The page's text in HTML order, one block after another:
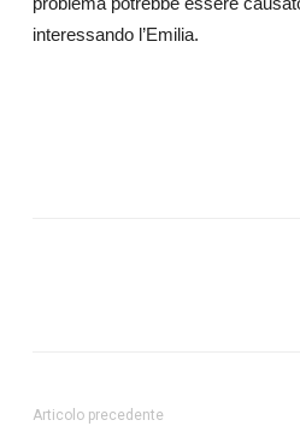
interessando l’Emilia.
Articolo precedente